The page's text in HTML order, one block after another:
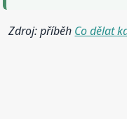
Zdroj: příběh Co dělat